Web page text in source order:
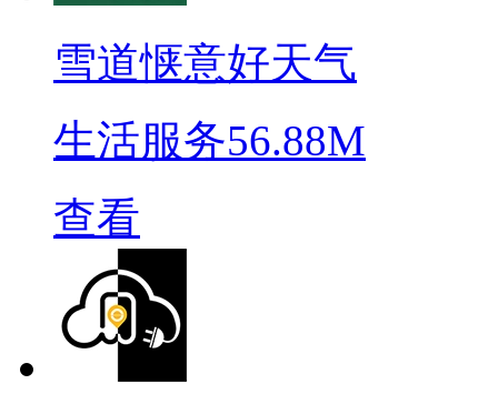
雪道惬意好天气
生活服务56.88M
查看